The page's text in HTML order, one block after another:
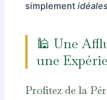
simplement
🕌 Une
une
Profitez de la